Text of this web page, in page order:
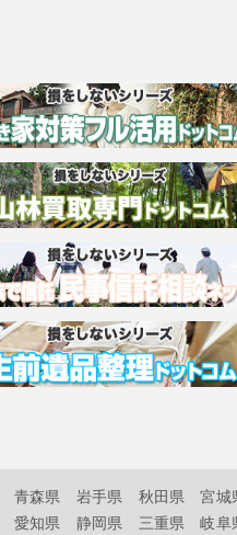
青森県 岩手県 秋田県 宮城
愛知県 静岡県 三重県 岐阜